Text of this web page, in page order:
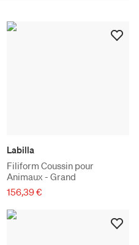
Labilla
Filiform Coussin pour
Animaux - Grand
156,39 €